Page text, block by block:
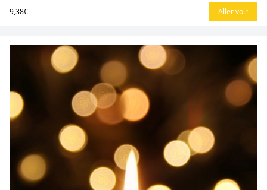
9,38€ Aller voir